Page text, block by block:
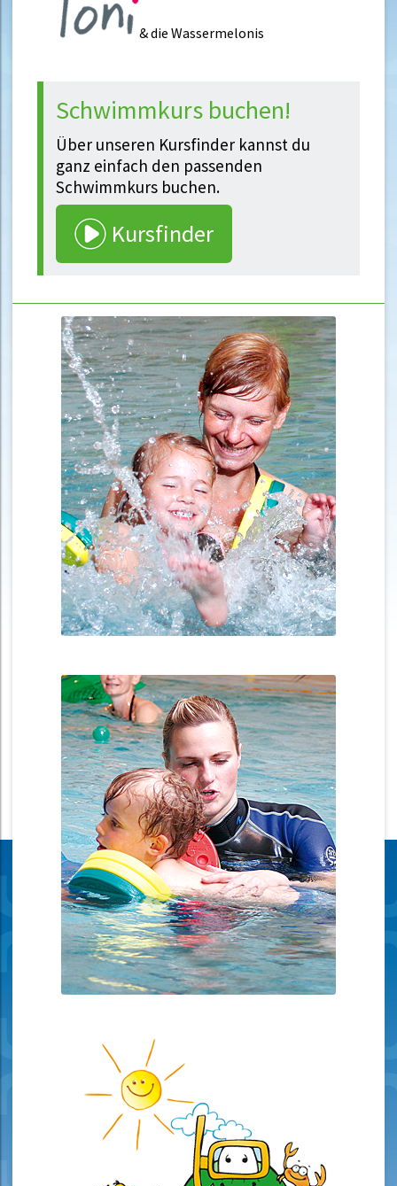
& die Wassermelonis
Schwimmkurs buchen!
Über unseren Kursfinder kannst du
ganz einfach den passenden
Schwimmkurs buchen.
Kursfinder